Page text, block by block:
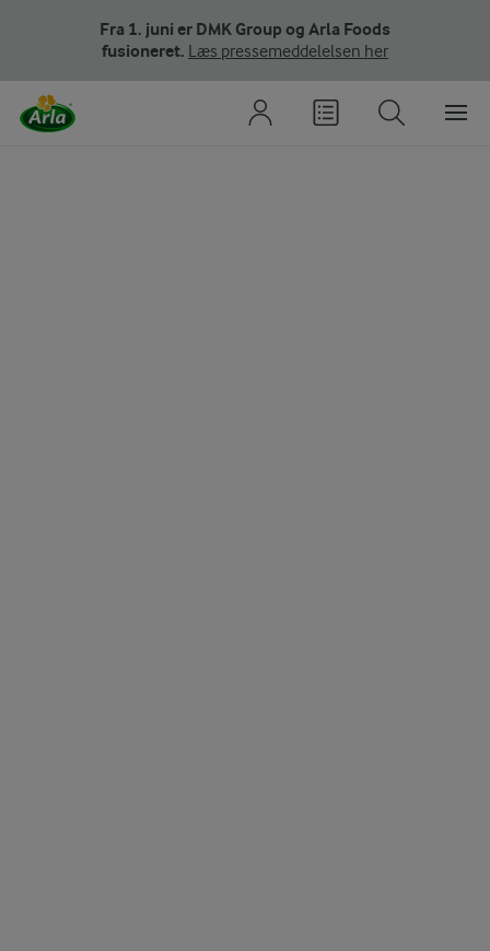
Fra 1. juni er DMK Group og Arla Foods
fusioneret. Læs pressemeddelelsen her